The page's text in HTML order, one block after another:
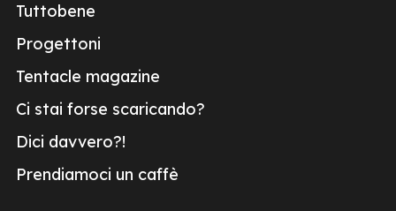
Tuttobene
Progettoni
Tentacle magazine
Ci stai forse scaricando?
Dici davvero?!
Prendiamoci un caffè